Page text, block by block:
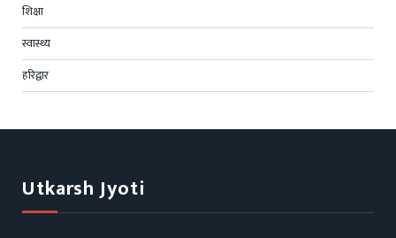
शिक्षा
स्वास्थ्य
हरिद्वार
Utkarsh Jyoti